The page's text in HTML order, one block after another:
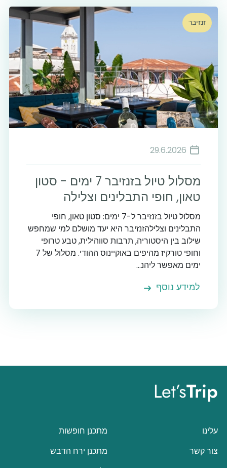
זנזיבר
29.6.2026
מסלול טיול בזנזיבר 7 ימים - סטון
טאון, חופי התבלינים וצלילה
מסלול טיול בזנזיבר ל-7 ימים: סטון טאון, חופי
התבלינים וצלילהזנזיבר היא יעד מושלם למי שמחפש
שילוב בין היסטוריה, תרבות סווהילית, טבע טרופי
וחופי טורקיז מהיפים באוקיינוס ההודי. מסלול של 7
ימים מאפשר ליהנ...
למידע נוסף
Let’sTrip
עלינו
צור קשר
מתכנן חופשות
מתכנן ירח הדבש